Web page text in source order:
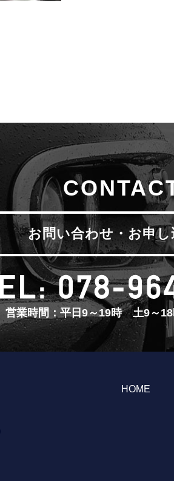
お問い合わせ・お申し
営業時間：平日9～19時 土9～18
HOME